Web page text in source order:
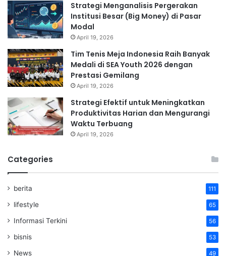
Strategi Menganalisis Pergerakan
Institusi Besar (Big Money) di Pasar
Modal
April 19, 2026
Tim Tenis Meja Indonesia Raih Banyak
Medali di SEA Youth 2026 dengan
Prestasi Gemilang
April 19, 2026
Strategi Efektif untuk Meningkatkan
Produktivitas Harian dan Mengurangi
Waktu Terbuang
April 19, 2026
Categories
berita 111
lifestyle 65
Informasi Terkini 56
bisnis 53
News 49